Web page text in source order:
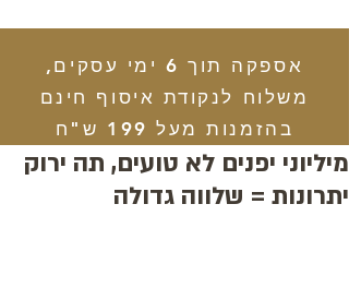
אספקה תוך 6 ימי עסקים,
משלוח לנקודת איסוף חינם
בהזמנות מעל 199 ש"ח
מיליוני יפנים לא טועים, תה ירוק
יתרונות = שלווה גדולה